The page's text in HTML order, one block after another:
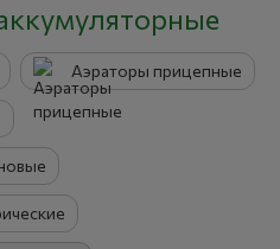
Аэраторы прицепные